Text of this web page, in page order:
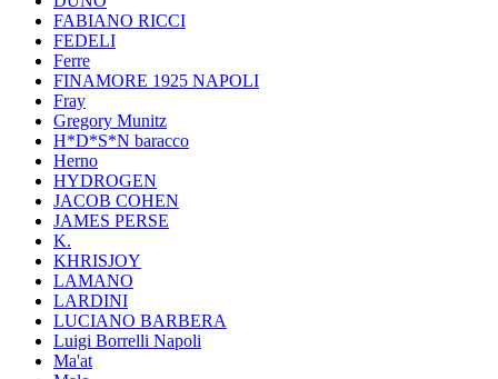
FABIANO RICCI
FEDELI
Ferre
FINAMORE 1925 NAPOLI
Fray
Gregory Munitz
H*D*S*N baracco
Herno
HYDROGEN
JACOB COHEN
JAMES PERSE
K.
KHRISJOY
LAMANO
LARDINI
LUCIANO BARBERA
Luigi Borrelli Napoli
Ma'at